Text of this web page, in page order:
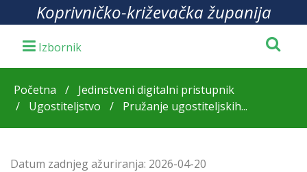
Koprivničko-križevačka županija
Početna
Jedinstveni digitalni pristupnik
Ugostiteljstvo
Pružanje ugostiteljskih...
Datum zadnjeg ažuriranja: 2026-04-20